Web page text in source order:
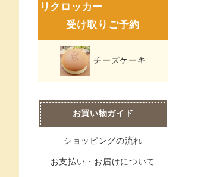
リクロッカー
受け取りご予約
チーズケーキ
お買い物ガイド
ショッピングの流れ
お支払い・お届けについて